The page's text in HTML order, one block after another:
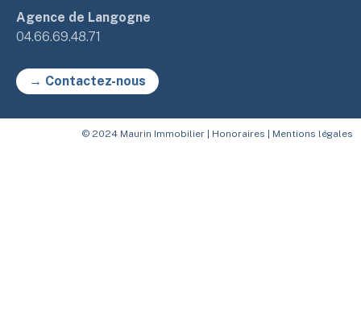
Agence de Langogne
04.66.69.48.71
→ Contactez-nous
© 2024 Maurin Immobilier | Honoraires Mentions légales